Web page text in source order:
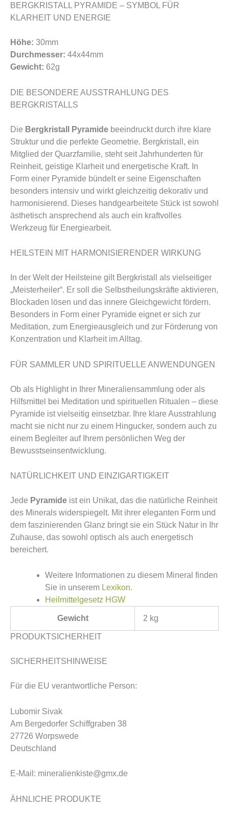
BERGKRISTALL PYRAMIDE – SYMBOL FÜR
KLARHEIT UND ENERGIE
Höhe: 30mm
Durchmesser: 44x44mm
Gewicht: 62g
DIE BESONDERE AUSSTRAHLUNG DES
BERGKRISTALLS
Die Bergkristall Pyramide beeindruckt durch ihre klare
Struktur und die perfekte Geometrie. Bergkristall, ein
Mitglied der Quarzfamilie, steht seit Jahrhunderten für
Reinheit, geistige Klarheit und energetische Kraft. In
Form einer Pyramide bündelt er seine Eigenschaften
besonders intensiv und wirkt gleichzeitig dekorativ und
harmonisierend. Dieses handgearbeitete Stück ist sowohl
ästhetisch ansprechend als auch ein kraftvolles
Werkzeug für Energiearbeit.
HEILSTEIN MIT HARMONISIERENDER WIRKUNG
In der Welt der Heilsteine gilt Bergkristall als vielseitiger
„Meisterheiler“. Er soll die Selbstheilungskräfte aktivieren,
Blockaden lösen und das innere Gleichgewicht fördern.
Besonders in Form einer Pyramide eignet er sich zur
Meditation, zum Energieausgleich und zur Förderung von
Konzentration und Klarheit im Alltag.
FÜR SAMMLER UND SPIRITUELLE ANWENDUNGEN
Ob als Highlight in Ihrer Mineraliensammlung oder als
Hilfsmittel bei Meditation und spirituellen Ritualen – diese
Pyramide ist vielseitig einsetzbar. Ihre klare Ausstrahlung
macht sie nicht nur zu einem Hingucker, sondern auch zu
einem Begleiter auf Ihrem persönlichen Weg der
Bewusstseinsentwicklung.
NATÜRLICHKEIT UND EINZIGARTIGKEIT
Jede Pyramide ist ein Unikat, das die natürliche Reinheit
des Minerals widerspiegelt. Mit ihrer eleganten Form und
dem faszinierenden Glanz bringt sie ein Stück Natur in Ihr
Zuhause, das sowohl optisch als auch energetisch
bereichert.
Weitere Informationen zu diesem Mineral finden
Sie in unserem Lexikon.
Heilmittelgesetz HGW
Gewicht 2 kg
PRODUKTSICHERHEIT
SICHERHEITSHINWEISE
Für die EU verantwortliche Person:
Lubomir Sivak
Am Bergedorfer Schiffgraben 38
27726 Worpswede
Deutschland
E-Mail: mineralienkiste@gmx.de
ÄHNLICHE PRODUKTE